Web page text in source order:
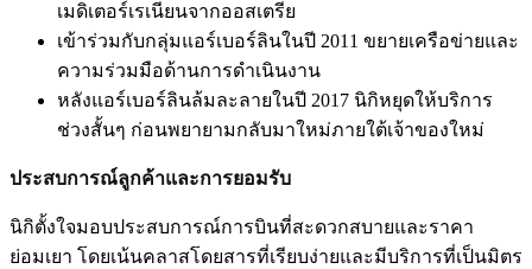
เมดิเตอร์เรเนียนจากออสเตรีย
เข้าร่วมกับกลุ่มแอร์เบอร์ลินในปี 2011 ขยายเครือข่ายและ
ความร่วมมือด้านการดำเนินงาน
หลังแอร์เบอร์ลินล้มละลายในปี 2017 นิกิหยุดให้บริการ
ช่วงสั้นๆ ก่อนพยายามกลับมาใหม่ภายใต้เจ้าของใหม่
ประสบการณ์ลูกค้าและการยอมรับ
นิกิตั้งใจมอบประสบการณ์การบินที่สะดวกสบายและราคา
ย่อมเยา โดยเน้นคลาสโดยสารที่เรียบง่ายและมีบริการที่เป็นมิตร